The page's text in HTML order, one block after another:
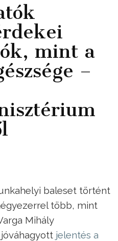
mint a
–
baleset történt
több, mint
Mihály
jelentés a